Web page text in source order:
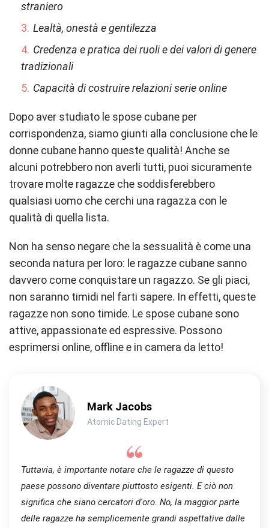
straniero
Lealtà, onestà e gentilezza
Credenza e pratica dei ruoli e dei valori di genere
tradizionali
Capacità di costruire relazioni serie online
Dopo aver studiato le spose cubane per
corrispondenza, siamo giunti alla conclusione che le
donne cubane hanno queste qualità! Anche se
alcuni potrebbero non averli tutti, puoi sicuramente
trovare molte ragazze che soddisferebbero
qualsiasi uomo che cerchi una ragazza con le
qualità di quella lista.
Non ha senso negare che la sessualità è come una
seconda natura per loro: le ragazze cubane sanno
davvero come conquistare un ragazzo. Se gli piaci,
non saranno timidi nel farti sapere. In effetti, queste
ragazze non sono timide. Le spose cubane sono
attive, appassionate ed espressive. Possono
esprimersi online, offline e in camera da letto!
Mark Jacobs
Atomic Dating Expert
Tuttavia, è importante notare che le ragazze di questo
paese possono diventare piuttosto esigenti. E ciò non
significa che siano cercatori d'oro. No, la maggior parte
delle ragazze ha semplicemente grandi aspettative dalle